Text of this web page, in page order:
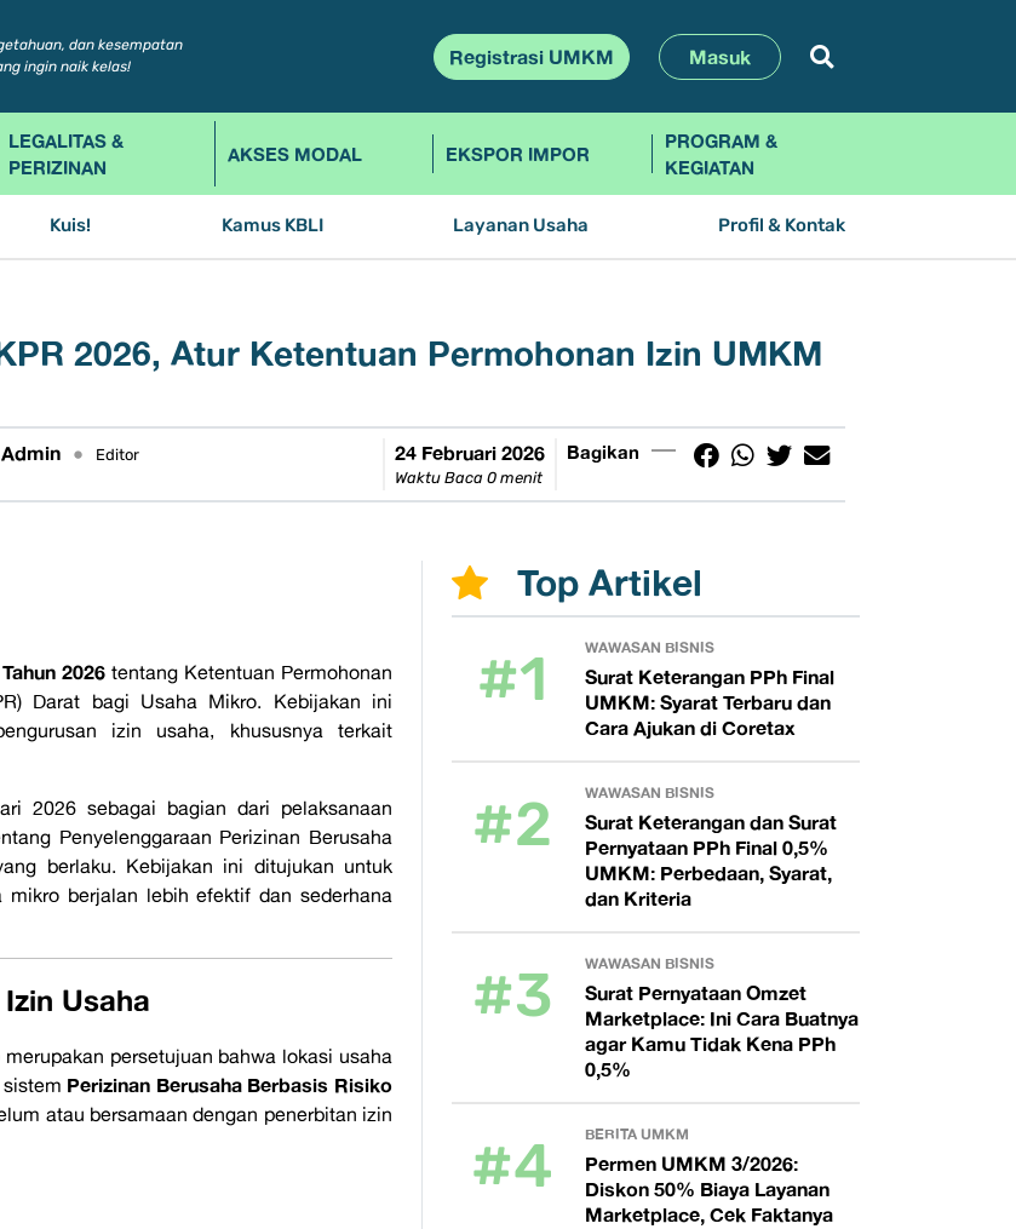
dan kesempatan
ingin naik kelas!
Registrasi UMKM Masuk
LEGALITAS &
PERIZINAN
AKSES MODAL EKSPOR IMPOR
PROGRAM &
KEGIATAN
Kuis! Kamus KBLI Layanan Usaha Profil & Kontak
2026, Atur Ketentuan Permohonan Izin UMKM
Admin • Editor
24 Februari 2026
Waktu Baca 0 menit
Bagikan
2026 tentang Ketentuan Permohonan
Darat bagi Usaha Mikro. Kebijakan ini
izin usaha, khususnya terkait
2026 sebagai bagian dari pelaksanaan
Penyelenggaraan Perizinan Berusaha
berlaku. Kebijakan ini ditujukan untuk
berjalan lebih efektif dan sederhana
Usaha
persetujuan bahwa lokasi usaha
Perizinan Berusaha Berbasis Risiko
atau bersamaan dengan penerbitan izin
Top Artikel
#1 WAWASAN BISNIS
Surat Keterangan PPh Final
UMKM: Syarat Terbaru dan
Cara Ajukan di Coretax
#2 WAWASAN BISNIS
Surat Keterangan dan Surat
Pernyataan PPh Final 0,5%
UMKM: Perbedaan, Syarat,
dan Kriteria
#3 WAWASAN BISNIS
Surat Pernyataan Omzet
Marketplace: Ini Cara Buatnya
agar Kamu Tidak Kena PPh
0,5%
#4 BERITA UMKM
Permen UMKM 3/2026:
Diskon 50% Biaya Layanan
Marketplace, Cek Faktanya